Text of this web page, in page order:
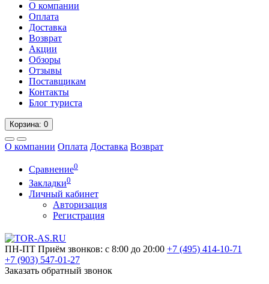
О компании
Оплата
Доставка
Возврат
Акции
Обзоры
Отзывы
Поставщикам
Контакты
Блог туриста
Корзина: 0
О компании Оплата Доставка Возврат
Сравнение0
Закладки0
Личный кабинет
Авторизация
Регистрация
ПН-ПТ Приём звонков: с 8:00 до 20:00 +7 (495) 414-10-71
+7 (903) 547-01-27
Заказать обратный звонок